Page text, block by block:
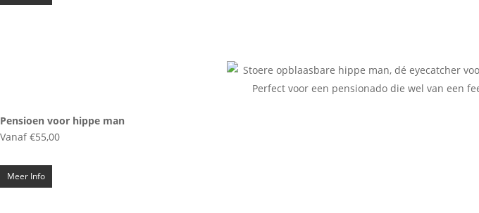
Pensioen voor hippe man
Vanaf €55,00
Meer Info